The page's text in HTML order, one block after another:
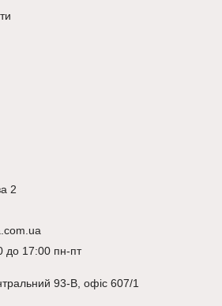
2
до 17:00 пн-пт
93-В, офіс 607/1